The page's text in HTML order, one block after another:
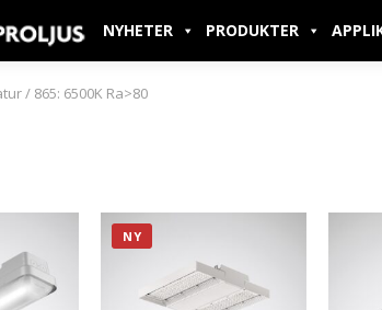
NYHETER PRODUKTER
/ 865: 6500K Ra>80
NY